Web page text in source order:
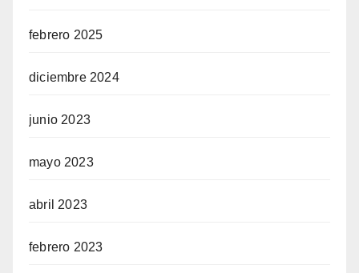
febrero 2025
diciembre 2024
junio 2023
mayo 2023
abril 2023
febrero 2023